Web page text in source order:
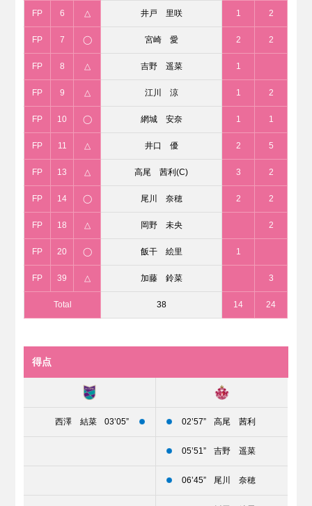
FP 6 △ 井戸 里咲 1 2
FP 7 ◯ 宮崎 愛 2 2
FP 8 △ 吉野 遥菜 1
FP 9 △ 江川 涼 1 2
FP 10 ◯ 網城 安奈 1 1
FP 11 △ 井口 優 2 5
FP 13 △ 高尾 茜利(C) 3 2
FP 14 ◯ 尾川 奈穂 2 2
FP 18 △ 岡野 未央 2
FP 20 ◯ 飯干 絵里 1
FP 39 △ 加藤 鈴菜 3
Total 38 14 24
得点
西澤 結菜 03’05” 02’57” 高尾 茜利
05’51” 吉野 遥菜
06’45” 尾川 奈穂